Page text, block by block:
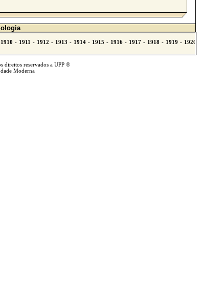
reservados a UPP ®
Moderna